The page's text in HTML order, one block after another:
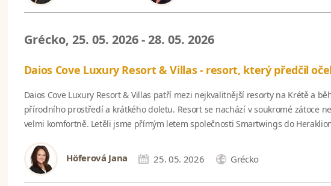
Grécko, 25. 05. 2026 - 28. 05. 2026
Daios Cove Luxury Resort & Villas - resort, který předčil
Daios Cove Luxury Resort & Villas patří mezi nejkvalitnější resorty na Krétě a
přírodního prostředí a krátkého doletu. Resort se nachází v soukromé zátoce
velmi komfortně. Letěli jsme přímým letem společnosti Smartwings do
Höferová Jana 25. 05. 2026 Grécko